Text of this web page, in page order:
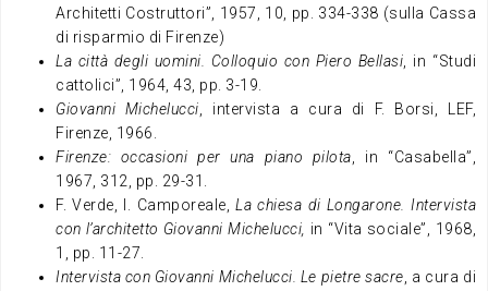
Architetti Costruttori”, 1957, 10, pp. 334-338 (sulla Cassa
di risparmio di Firenze)
La città degli uomini. Colloquio con Piero Bellasi, in “Studi
cattolici”, 1964, 43, pp. 3-19.
Giovanni Michelucci, intervista a cura di F. Borsi, LEF,
Firenze, 1966.
Firenze: occasioni per una piano pilota, in “Casabella”,
1967, 312, pp. 29-31.
F. Verde, I. Camporeale,La chiesa di Longarone. Intervista
con l’architetto Giovanni Michelucci, in “Vita sociale”, 1968,
1, pp. 11-27.
Intervista con Giovanni Michelucci. Le pietre sacre, a cura di